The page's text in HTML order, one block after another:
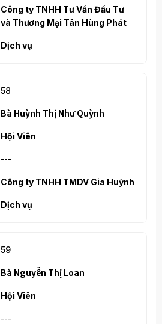
Công ty TNHH Tư Vấn Đầu Tư
và Thương Mại Tân Hùng Phát
Dịch vụ
58
Bà Huỳnh Thị Như Quỳnh
Hội Viên
---
Công ty TNHH TMDV Gia Huỳnh
Dịch vụ
59
Bà Nguyễn Thị Loan
Hội Viên
---